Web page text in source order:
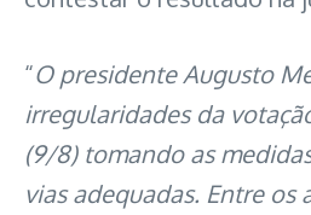
“O presidente Augusto
irregularidades da
(9/8) tomando as
vias adequadas. Entre os